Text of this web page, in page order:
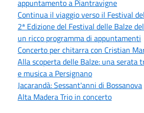
appuntamento a Piantravigne
Continua il viaggio verso il Festival
2ª Edizione del Festival delle Balze
un ricco programma di appuntamenti
Concerto per chitarra con Cristian
Alla scoperta delle Balze: una serata
e musica a Persignano
Jacarandà: Sessant'anni di Bossanova
Alta Madera Trio in concerto